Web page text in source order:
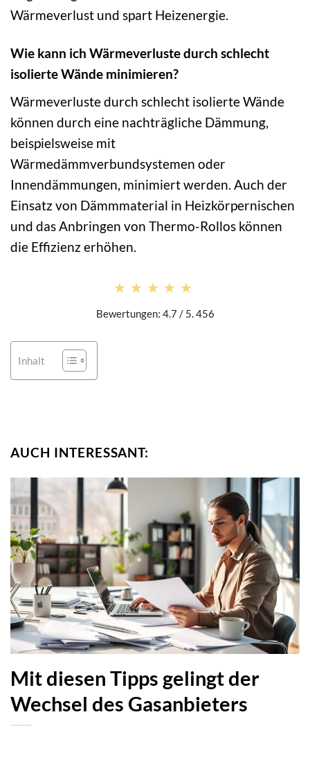
Wärmeverlust und spart Heizenergie.
Wie kann ich Wärmeverluste durch schlecht
isolierte Wände minimieren?
Wärmeverluste durch schlecht isolierte Wände
können durch eine nachträgliche Dämmung,
beispielsweise mit
Wärmedämmverbundsystemen oder
Innendämmungen, minimiert werden. Auch der
Einsatz von Dämmmaterial in Heizkörpernischen
und das Anbringen von Thermo-Rollos können
die Effizienz erhöhen.
★★★★★
★★★★★
Bewertungen: 4.7 / 5. 456
Inhalt
AUCH INTERESSANT:
Mit diesen Tipps gelingt der
Wechsel des Gasanbieters